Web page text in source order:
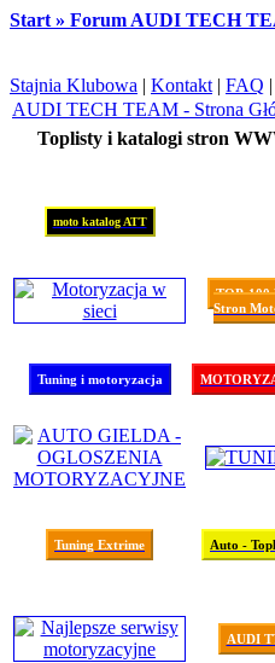
Start » Forum AUDI TECH
Stajnia Klubowa | Kontakt | FAQ |
AUDI TECH TEAM - Strona
Toplisty i katalogi stron
moto katalog ATT
TOP-100
Stron
Tuning i motoryzacja
Tuning Extrime Auto -
AUDI